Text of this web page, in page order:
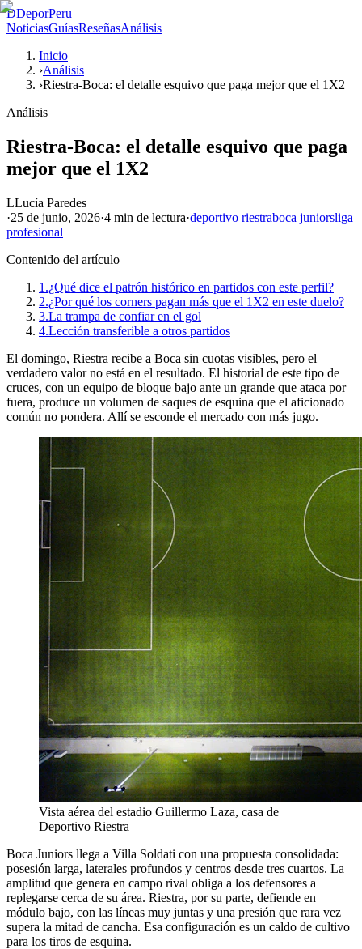
DDeporPeru
NoticiasGuíasReseñasAnálisis
Inicio
›Análisis
›Riestra-Boca: el detalle esquivo que paga mejor que el 1X2
Análisis
Riestra-Boca: el detalle esquivo que paga
mejor que el 1X2
LLucía Paredes
·25 de junio, 2026·4 min de lectura·deportivo riestraboca juniorsliga
profesional
Contenido del artículo
1.¿Qué dice el patrón histórico en partidos con este perfil?
2.¿Por qué los corners pagan más que el 1X2 en este duelo?
3.La trampa de confiar en el gol
4.Lección transferible a otros partidos
El domingo, Riestra recibe a Boca sin cuotas visibles, pero el
verdadero valor no está en el resultado. El historial de este tipo de
cruces, con un equipo de bloque bajo ante un grande que ataca por
fuera, produce un volumen de saques de esquina que el aficionado
común no pondera. Allí se esconde el mercado con más jugo.
Vista aérea del estadio Guillermo Laza, casa de
Deportivo Riestra
Boca Juniors llega a Villa Soldati con una propuesta consolidada:
posesión larga, laterales profundos y centros desde tres cuartos. La
amplitud que genera en campo rival obliga a los defensores a
replegarse cerca de su área. Riestra, por su parte, defiende en
módulo bajo, con las líneas muy juntas y una presión que rara vez
supera la mitad de cancha. Esa configuración es un caldo de cultivo
para los tiros de esquina.